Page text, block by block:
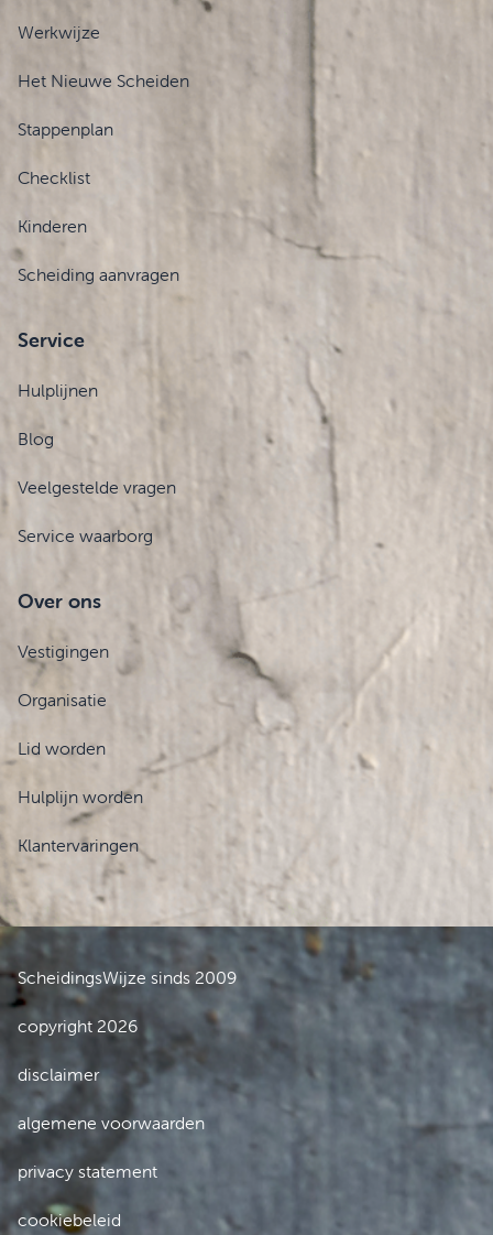
Werkwijze
Het Nieuwe Scheiden
Stappenplan
Checklist
Kinderen
Scheiding aanvragen
Service
Hulplijnen
Blog
Veelgestelde vragen
Service waarborg
Over ons
Vestigingen
Organisatie
Lid worden
Hulplijn worden
Klantervaringen
ScheidingsWijze sinds 2009
copyright 2026
disclaimer
algemene voorwaarden
privacy statement
cookiebeleid